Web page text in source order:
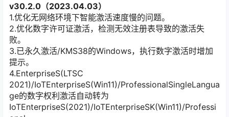
v30.2.0（2023.04.03）
1.优化无网络环境下智能激活速度慢的问题。
2.优化数字许可证激活，检测无效注册表导致的激活失
败。
3.已永久激活/KMS38的Windows，执行数字激活时增加
提示。
4.EnterpriseS(LTSC
2021)/IoTEnterpriseS(Win11)/ProfessionalSingleLangua
ge的数字权利激活自动转为
IoTEnterpriseS(2021)/IoTEnterpriseSK(Win11)/Professi